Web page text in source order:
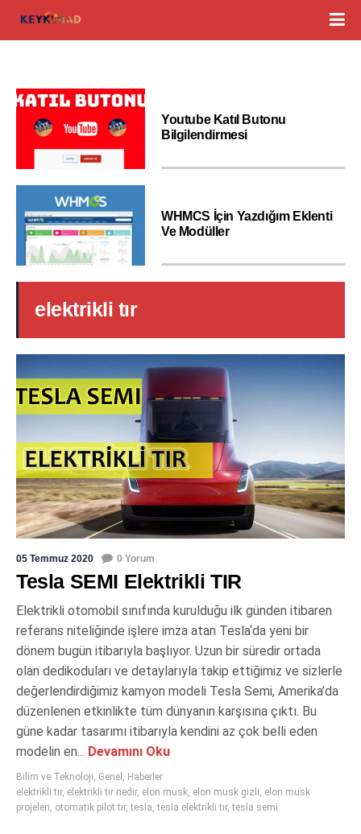
Youtube Katıl Butonu
Bilgilendirmesi
WHMCS İçin Yazdığım Eklenti
Ve Modüller
elektrikli tır
05 Temmuz 2020 0 Yorum
Tesla SEMI Elektrikli TIR
Elektrikli otomobil sınıfında kurulduğu ilk günden itibaren
referans niteliğinde işlere imza atan Tesla‘da yeni bir
dönem bugün itibarıyla başlıyor. Uzun bir süredir ortada
olan dedikoduları ve detaylarıyla takip ettiğimiz ve sizlerle
değerlendirdiğimiz kamyon modeli Tesla Semi, Amerika’da
düzenlenen etkinlikte tüm dünyanın karşısına çıktı. Bu
güne kadar tasarımı itibarıyla kendini az çok belli eden
modelin en... Devamını Oku
Bilim ve Teknoloji, Genel , Haberler
elektrikli tır, elektrikli tır nedir, elon musk, elon musk gizli, elon musk
projeleri, otomatik pilot tır,tesla,tesla elektrikli tır,tesla semi